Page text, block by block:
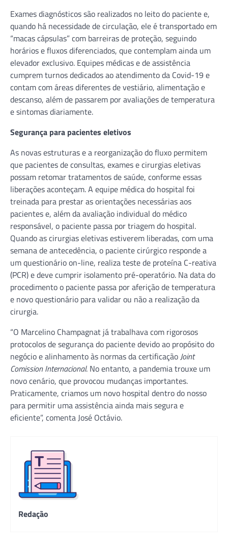
Exames diagnósticos são realizados no leito do paciente e,
quando há necessidade de circulação, ele é transportado em
“macas cápsulas” com barreiras de proteção, seguindo
horários e fluxos diferenciados, que contemplam ainda um
elevador exclusivo. Equipes médicas e de assistência
cumprem turnos dedicados ao atendimento da Covid-19 e
contam com áreas diferentes de vestiário, alimentação e
descanso, além de passarem por avaliações de temperatura
e sintomas diariamente.
Segurança para pacientes eletivos
As novas estruturas e a reorganização do fluxo permitem
que pacientes de consultas, exames e cirurgias eletivas
possam retomar tratamentos de saúde, conforme essas
liberações aconteçam. A equipe médica do hospital foi
treinada para prestar as orientações necessárias aos
pacientes e, além da avaliação individual do médico
responsável, o paciente passa por triagem do hospital.
Quando as cirurgias eletivas estiverem liberadas, com uma
semana de antecedência, o paciente cirúrgico responde a
um questionário on-line, realiza teste de proteína C-reativa
(PCR) e deve cumprir isolamento pré-operatório. Na data do
procedimento o paciente passa por aferição de temperatura
e novo questionário para validar ou não a realização da
cirurgia.
“O Marcelino Champagnat já trabalhava com rigorosos
protocolos de segurança do paciente devido ao propósito do
negócio e alinhamento às normas da certificação Joint
Comission Internacional. No entanto, a pandemia trouxe um
novo cenário, que provocou mudanças importantes.
Praticamente, criamos um novo hospital dentro do nosso
para permitir uma assistência ainda mais segura e
eficiente”, comenta José Octávio.
Redação